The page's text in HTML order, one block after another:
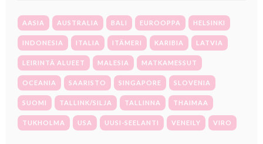
AASIA AUSTRALIA BALI EUROOPPA HELSINKI
INDONESIA ITALIA ITÄMERI KARIBIA LATVIA
LEIRINTÄ ALUEET MALESIA MATKAMESSUT
OCEANIA SAARISTO SINGAPORE SLOVENIA
SUOMI TALLINK/SILJA TALLINNA THAIMAA
TUKHOLMA USA UUSI-SEELANTI VENEILY VIRO